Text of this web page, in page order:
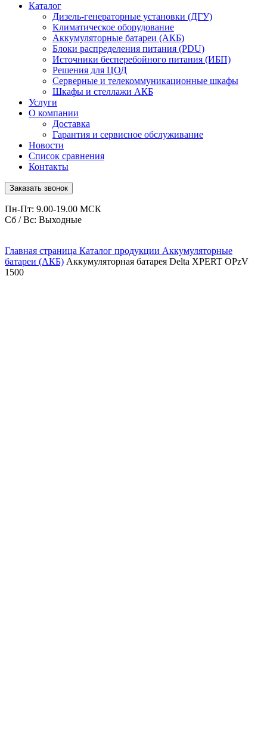
Каталог
Дизель-генераторные установки (ДГУ)
Климатическое оборудование
Аккумуляторные батареи (АКБ)
Блоки распределения питания (PDU)
Источники бесперебойного питания (ИБП)
Решения для ЦОД
Серверные и телекоммуникационные шкафы
Шкафы и стеллажи АКБ
Услуги
О компании
Доставка
Гарантия и сервисное обслуживание
Новости
Список сравнения
Контакты
Заказать звонок
Пн-Пт: 9.00-19.00 МСК
Сб / Вс: Выходные
Главная страница Каталог продукции Аккумуляторные
батареи (АКБ) Аккумуляторная батарея Delta XPERT OPzV
1500